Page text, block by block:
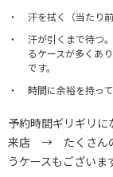
汗を拭く（当たり
汗が引くまで待つ
るケースが多くあ
です。
時間に余裕を持って
予約時間ギリギリ
来店 → たくさん
うケースもございま